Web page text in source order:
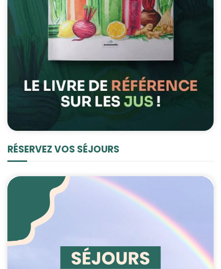
RÉSERVEZ VOS SÉJOURS